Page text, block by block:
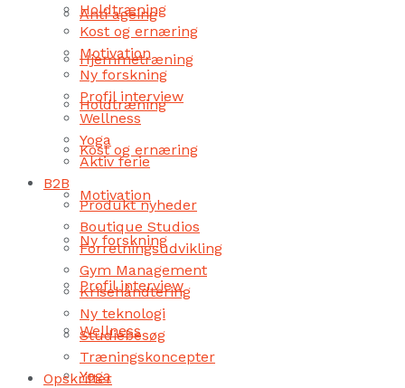
Anti ageing
Hjemmetræning
Holdtræning
Kost og ernæring
Motivation
Ny forskning
Profil interview
Wellness
Yoga
Holdtræning
Kost og ernæring
Motivation
Ny forskning
Profil interview
Wellness
Yoga
Aktiv ferie
B2B
Produkt nyheder
Boutique Studios
Forretningsudvikling
Gym Management
Krisehåndtering
Ny teknologi
Studiebesøg
Træningskoncepter
Opskrifter